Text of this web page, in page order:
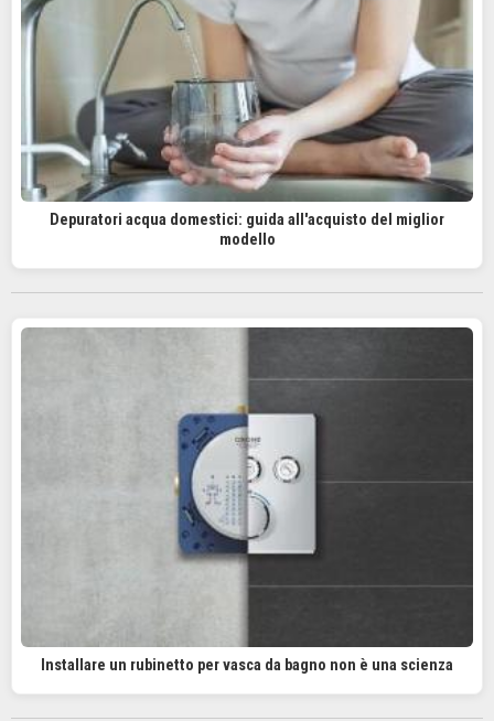
Depuratori acqua domestici: guida all'acquisto del miglior
modello
Installare un rubinetto per vasca da bagno non è una scienza